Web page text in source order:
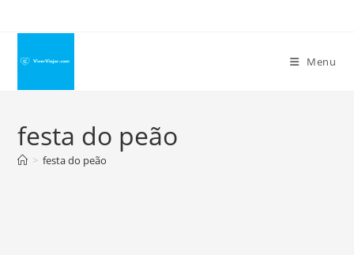
conteúdo
Menu
festa do peão
> festa do peão